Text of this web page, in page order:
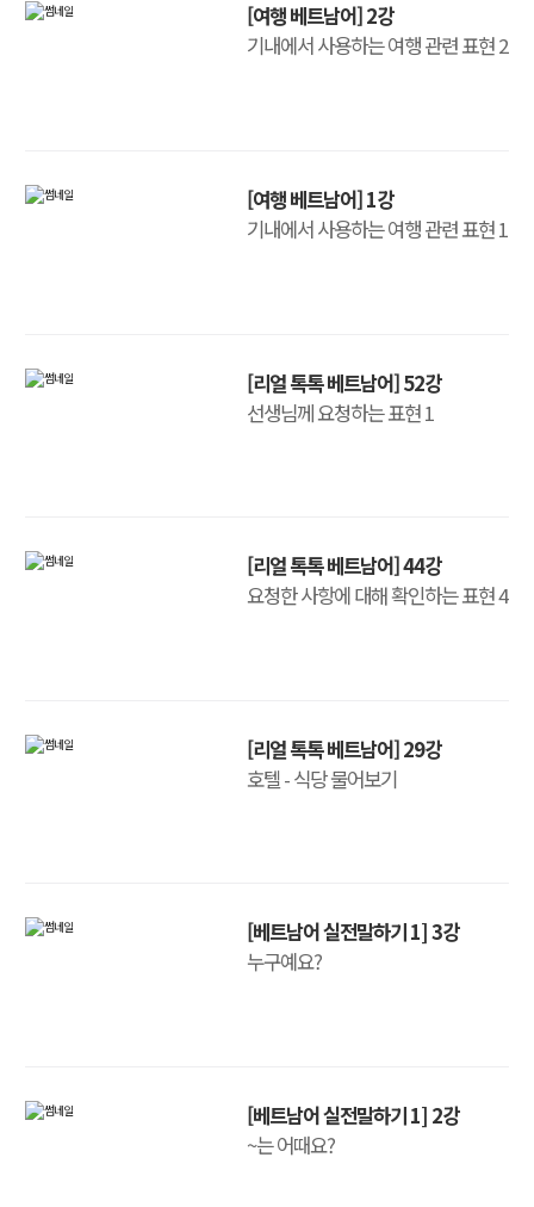
[여행 베트남어] 2강
기내에서 사용하는 여행 관련 표현 2
[여행 베트남어] 1강
기내에서 사용하는 여행 관련 표현 1
[리얼 톡톡 베트남어] 52강
선생님께 요청하는 표현 1
[리얼 톡톡 베트남어] 44강
요청한 사항에 대해 확인하는 표현 4
[리얼 톡톡 베트남어] 29강
호텔 - 식당 물어보기
[베트남어 실전말하기 1] 3강
누구예요?
[베트남어 실전말하기 1] 2강
~는 어때요?